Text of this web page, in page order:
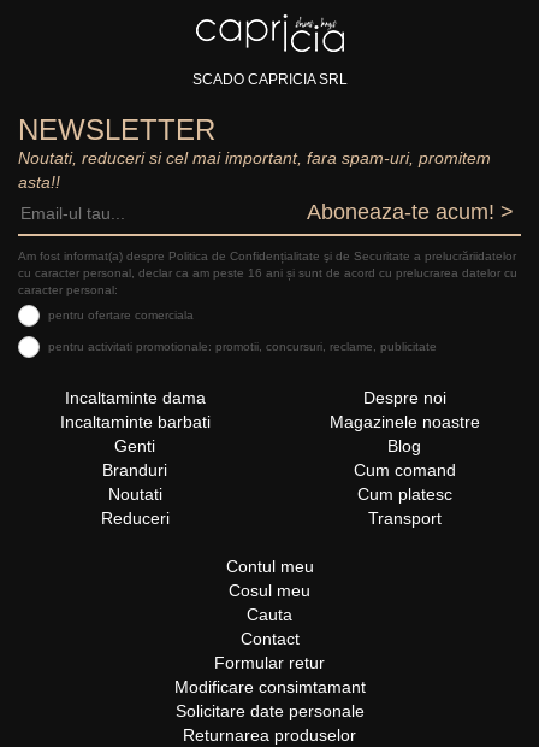
SCADO CAPRICIA SRL
NEWSLETTER
Noutati, reduceri si cel mai important, fara spam-uri, promitem
asta!!
Aboneaza-te acum! >
Am fost informat(a) despre Politica de Confidențialitate şi de Securitate a prelucrăriidatelor
cu caracter personal, declar ca am peste 16 ani și sunt de acord cu prelucrarea datelor cu
caracter personal:
pentru ofertare comerciala
pentru activitati promotionale: promotii, concursuri, reclame, publicitate
Incaltaminte dama
Incaltaminte barbati
Genti
Branduri
Noutati
Reduceri
Despre noi
Magazinele noastre
Blog
Cum comand
Cum platesc
Transport
Contul meu
Cosul meu
Cauta
Contact
Formular retur
Modificare consimtamant
Solicitare date personale
Returnarea produselor